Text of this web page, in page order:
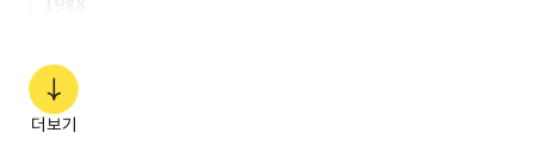
2012-13
금융감독원 자본시장조사국 수석검사역
2010-12
더보기